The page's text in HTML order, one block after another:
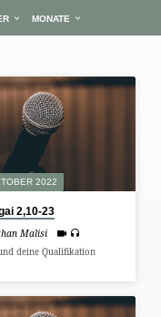
MONATE
2022
2,10-23
Malisi
deine Qualifikation